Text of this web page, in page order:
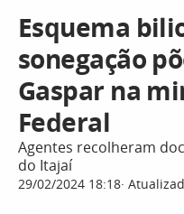
Esquema
sonegação
Gaspar na
Federal
Agentes recolheram
do Itajaí
29/02/2024 18:18